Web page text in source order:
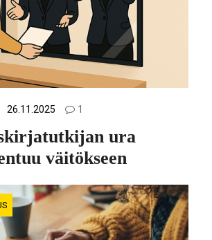
26.11.2025 1
ura
väitökseen